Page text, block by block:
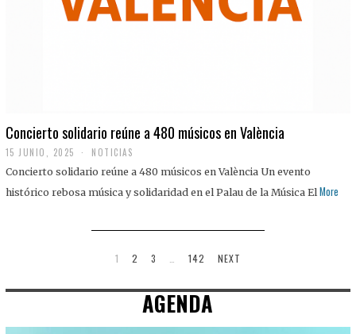
Concierto solidario reúne a 480 músicos en València
15 JUNIO, 2025 NOTICIAS
Concierto solidario reúne a 480 músicos en València Un evento
histórico rebosa música y solidaridad en el Palau de la Música El More
1 2 3 142 NEXT
AGENDA